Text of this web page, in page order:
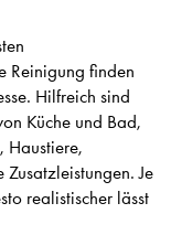
Reinigung finden
Hilfreich sind
Küche und Bad,
Haustiere,
Je
realistischer lässt